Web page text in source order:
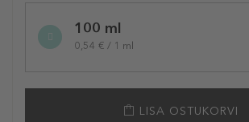
variation100 ml
0,54 € / 1 ml
LISA OSTUKORVI